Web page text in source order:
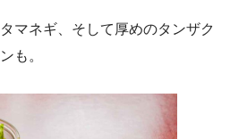
マネギ、そして厚めのタンザク
も。